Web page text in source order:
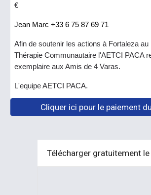
€
Jean Marc +33 6 75 87 69 71
Afin de soutenir les actions à Fortaleza au
Thérapie Communautaire l'AETCI PACA
exemplaire aux Amis de 4 Varas.
L'equipe AETCI PACA.
Cliquer ici pour le paiement
Télécharger gratuitement